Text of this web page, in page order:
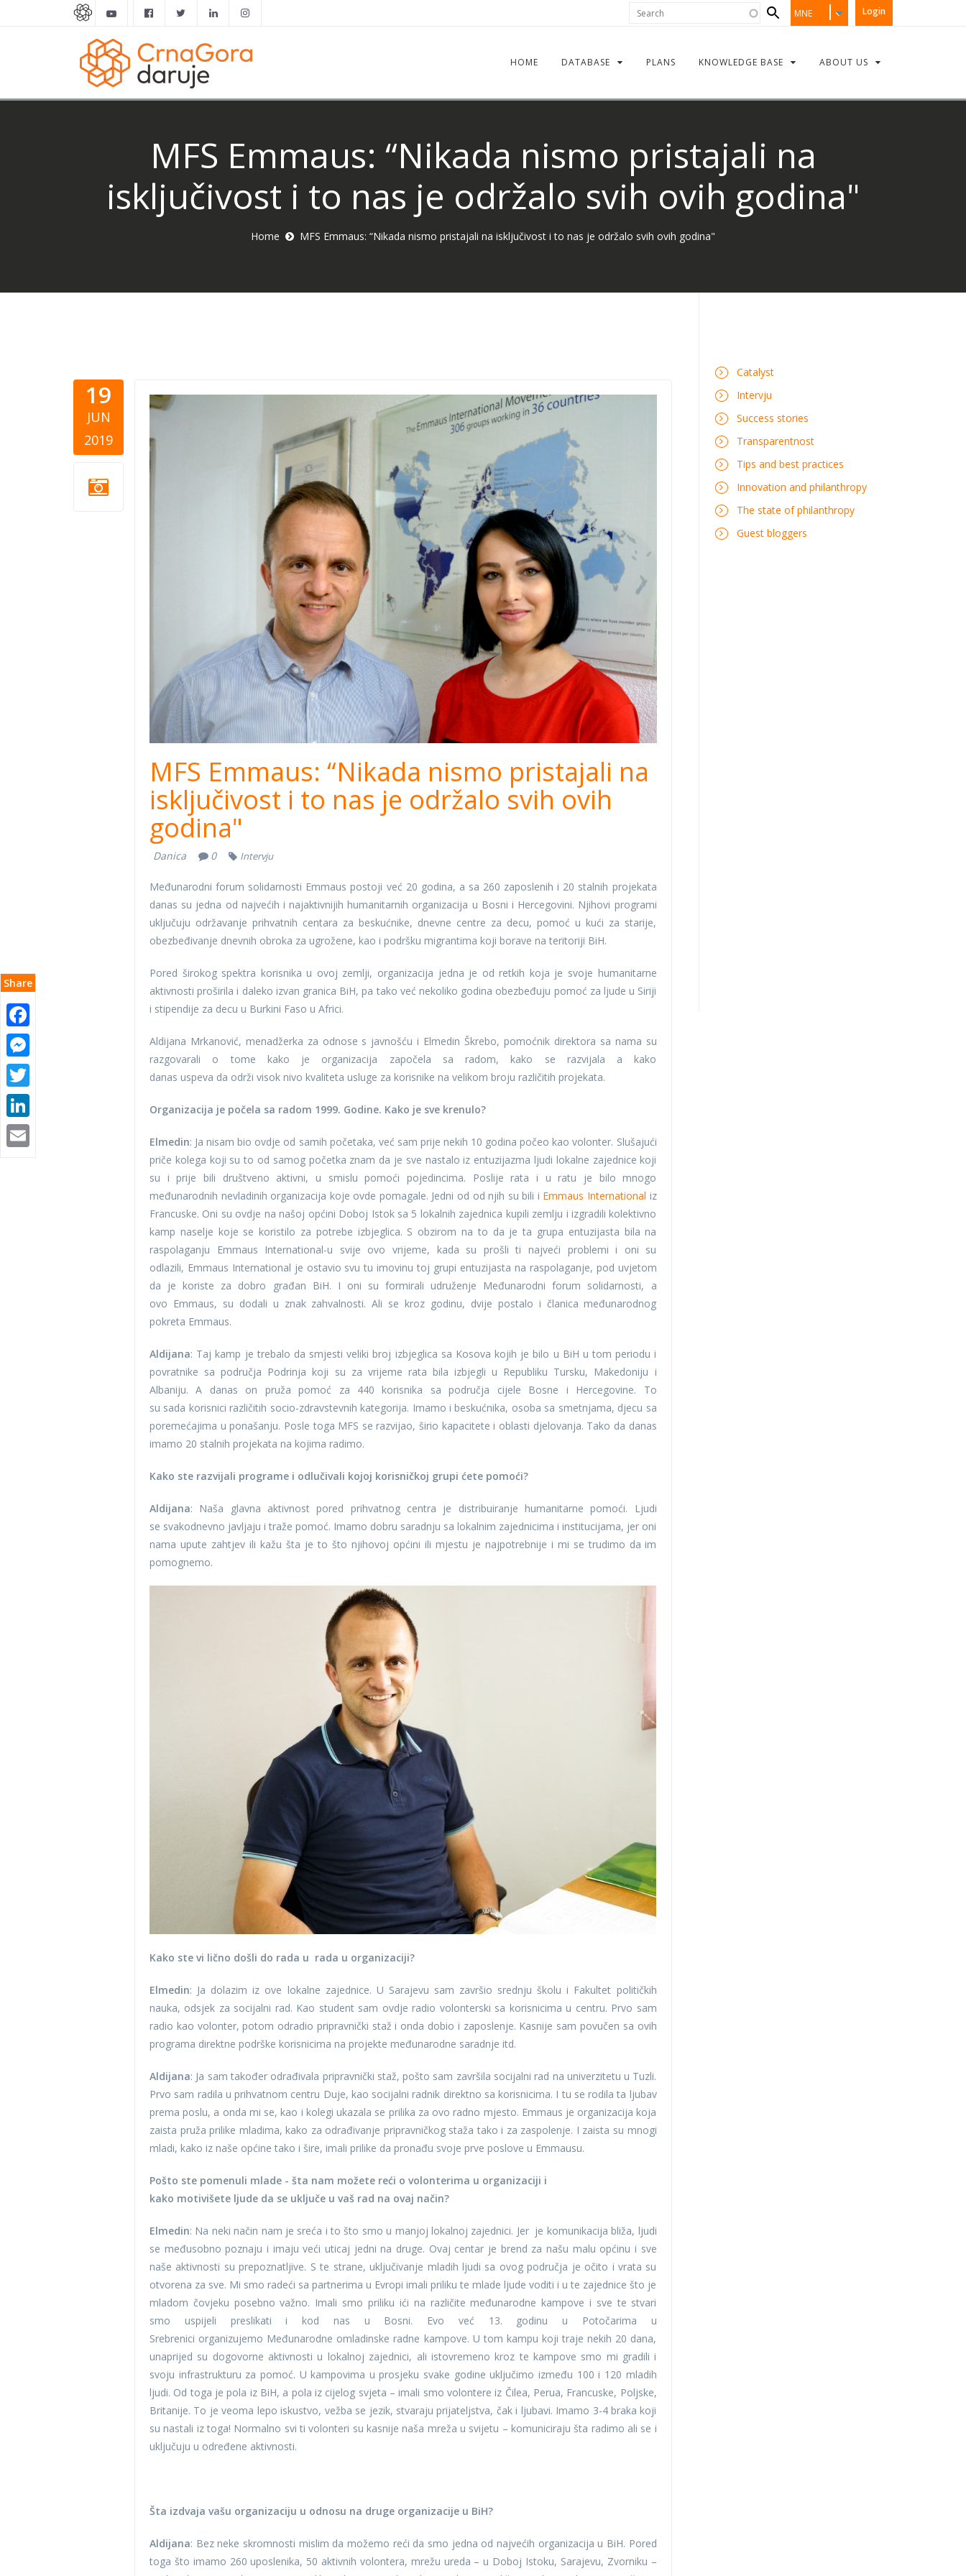
Login
MNE
Search
form
HOME DATABASE PLANS KNOWLEDGE BASE ABOUT US
MFS Emmaus: “Nikada nismo pristajali na
isključivost i to nas je održalo svih ovih godina"
Home MFS Emmaus: “Nikada nismo pristajali na isključivost i to nas je održalo svih ovih godina"
19
JUN
2019
Share
mfs emmaus elmedin
aldijana.png
MFS Emmaus: “Nikada nismo pristajali na
isključivost i to nas je održalo svih ovih
godina"
Danica 0 Intervju
Međunarodni forum solidarnosti Emmaus postoji već 20 godina, a sa 260 zaposlenih i 20 stalnih projekata
danas su jedna od najvećih i najaktivnijih humanitarnih organizacija u Bosni i Hercegovini. Njihovi programi
uključuju održavanje prihvatnih centara za beskućnike, dnevne centre za decu, pomoć u kući za starije,
obezbeđivanje dnevnih obroka za ugrožene, kao i podršku migrantima koji borave na teritoriji BiH.
Pored širokog spektra korisnika u ovoj zemlji, organizacija jedna je od retkih koja je svoje humanitarne
aktivnosti proširila i daleko izvan granica BiH, pa tako već nekoliko godina obezbeđuju pomoć za ljude u Siriji
i stipendije za decu u Burkini Faso u Africi.
Aldijana Mrkanović, menadžerka za odnose s javnošću i Elmedin Škrebo, pomoćnik direktora sa nama su
razgovarali o tome kako je organizacija započela sa radom, kako se razvijala a kako
danas uspeva da održi visok nivo kvaliteta usluge za korisnike na velikom broju različitih projekata.
Organizacija je počela sa radom 1999. Godine. Kako je sve krenulo?
Elmedin: Ja nisam bio ovdje od samih početaka, već sam prije nekih 10 godina počeo kao volonter. Slušajući
priče kolega koji su to od samog početka znam da je sve nastalo iz entuzijazma ljudi lokalne zajednice koji
su i prije bili društveno aktivni, u smislu pomoći pojedincima. Poslije rata i u ratu je bilo mnogo
međunarodnih nevladinih organizacija koje ovde pomagale. Jedni od od njih su bili i Emmaus International iz
Francuske. Oni su ovdje na našoj općini Doboj Istok sa 5 lokalnih zajednica kupili zemlju i izgradili kolektivno
kamp naselje koje se koristilo za potrebe izbjeglica. S obzirom na to da je ta grupa entuzijasta bila na
raspolaganju Emmaus International-u svije ovo vrijeme, kada su prošli ti najveći problemi i oni su
odlazili, Emmaus International je ostavio svu tu imovinu toj grupi entuzijasta na raspolaganje, pod uvjetom
da je koriste za dobro građan BiH. I oni su formirali udruženje Međunarodni forum solidarnosti, a
ovo Emmaus, su dodali u znak zahvalnosti. Ali se kroz godinu, dvije postalo i članica međunarodnog
pokreta Emmaus.
Aldijana: Taj kamp je trebalo da smjesti veliki broj izbjeglica sa Kosova kojih je bilo u BiH u tom periodu i
povratnike sa područja Podrinja koji su za vrijeme rata bila izbjegli u Republiku Tursku, Makedoniju i
Albaniju. A danas on pruža pomoć za 440 korisnika sa područja cijele Bosne i Hercegovine. To
su sada korisnici različitih socio-zdravstevnih kategorija. Imamo i beskućnika, osoba sa smetnjama, djecu sa
poremećajima u ponašanju. Posle toga MFS se razvijao, širio kapacitete i oblasti djelovanja. Tako da danas
imamo 20 stalnih projekata na kojima radimo.
Kako ste razvijali programe i odlučivali kojoj korisničkoj grupi ćete pomoći?
Aldijana: Naša glavna aktivnost pored prihvatnog centra je distribuiranje humanitarne pomoći. Ljudi
se svakodnevno javljaju i traže pomoć. Imamo dobru saradnju sa lokalnim zajednicima i institucijama, jer oni
nama upute zahtjev ili kažu šta je to što njihovoj općini ili mjestu je najpotrebnije i mi se trudimo da im
pomognemo.
Kako ste vi lično došli do rada u rada u organizaciji?
Elmedin: Ja dolazim iz ove lokalne zajednice. U Sarajevu sam završio srednju školu i Fakultet političkih
nauka, odsjek za socijalni rad. Kao student sam ovdje radio volonterski sa korisnicima u centru. Prvo sam
radio kao volonter, potom odradio pripravnički staž i onda dobio i zaposlenje. Kasnije sam povučen sa ovih
programa direktne podrške korisnicima na projekte međunarodne saradnje itd.
Aldijana: Ja sam također odrađivala pripravnički staž, pošto sam završila socijalni rad na univerzitetu u Tuzli.
Prvo sam radila u prihvatnom centru Duje, kao socijalni radnik direktno sa korisnicima. I tu se rodila ta ljubav
prema poslu, a onda mi se, kao i kolegi ukazala se prilika za ovo radno mjesto. Emmaus je organizacija koja
zaista pruža prilike mladima, kako za odrađivanje pripravničkog staža tako i za zaspolenje. I zaista su mnogi
mladi, kako iz naše općine tako i šire, imali prilike da pronađu svoje prve poslove u Emmausu.
Pošto ste pomenuli mlade - šta nam možete reći o volonterima u organizaciji i
kako motivišete ljude da se uključe u vaš rad na ovaj način?
Elmedin: Na neki način nam je sreća i to što smo u manjoj lokalnoj zajednici. Jer je komunikacija bliža, ljudi
se međusobno poznaju i imaju veći uticaj jedni na druge. Ovaj centar je brend za našu malu općinu i sve
naše aktivnosti su prepoznatljive. S te strane, uključivanje mladih ljudi sa ovog područja je očito i vrata su
otvorena za sve. Mi smo radeći sa partnerima u Evropi imali priliku te mlade ljude voditi i u te zajednice što je
mladom čovjeku posebno važno. Imali smo priliku ići na različite međunarodne kampove i sve te stvari
smo uspijeli preslikati i kod nas u Bosni. Evo već 13. godinu u Potočarima u
Srebrenici organizujemo Međunarodne omladinske radne kampove. U tom kampu koji traje nekih 20 dana,
unaprijed su dogovorne aktivnosti u lokalnoj zajednici, ali istovremeno kroz te kampove smo mi gradili i
svoju infrastrukturu za pomoć. U kampovima u prosjeku svake godine uključimo između 100 i 120 mladih
ljudi. Od toga je pola iz BiH, a pola iz cijelog svjeta – imali smo volontere iz Čilea, Perua, Francuske, Poljske,
Britanije. To je veoma lepo iskustvo, vežba se jezik, stvaraju prijateljstva, čak i ljubavi. Imamo 3-4 braka koji
su nastali iz toga! Normalno svi ti volonteri su kasnije naša mreža u svijetu – komuniciraju šta radimo ali se i
uključuju u određene aktivnosti.
Šta izdvaja vašu organizaciju u odnosu na druge organizacije u BiH?
Aldijana: Bez neke skromnosti mislim da možemo reći da smo jedna od najvećih organizacija u BiH. Pored
toga što imamo 260 uposlenika, 50 aktivnih volontera, mrežu ureda – u Doboj Istoku, Sarajevu, Zvorniku –
Catalyst
Intervju
Success stories
Transparentnost
Tips and best practices
Innovation and philanthropy
The state of philanthropy
Guest bloggers